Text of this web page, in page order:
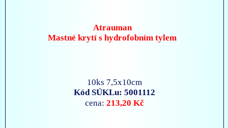
Atrauman
Mastné krytí s hydrofobním tylem
10ks 7,5x10cm
Kód SÚKLu: 5001112
cena: 213,20 Kč